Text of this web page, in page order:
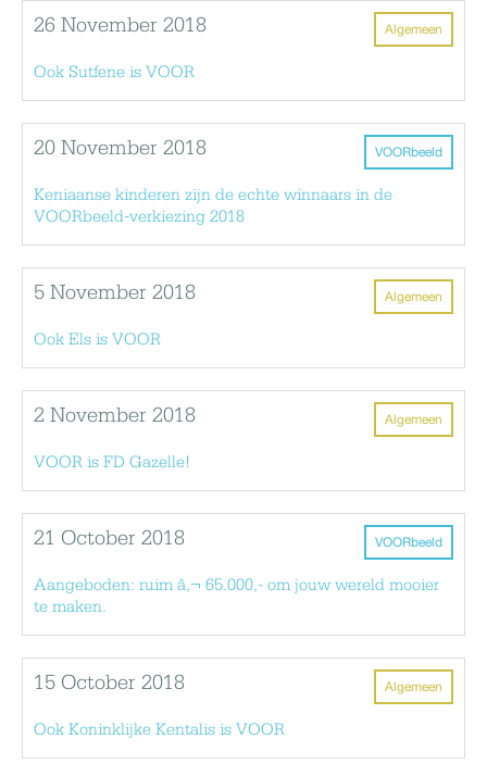
Algemeen
26 November 2018
Ook Sutfene is VOOR
VOORbeeld
20 November 2018
Keniaanse kinderen zijn de echte winnaars in de
VOORbeeld-verkiezing 2018
Algemeen
5 November 2018
Ook Els is VOOR
Algemeen
2 November 2018
VOOR is FD Gazelle!
VOORbeeld
21 October 2018
Aangeboden: ruim â‚¬ 65.000,- om jouw wereld mooier
te maken.
Algemeen
15 October 2018
Ook Koninklijke Kentalis is VOOR